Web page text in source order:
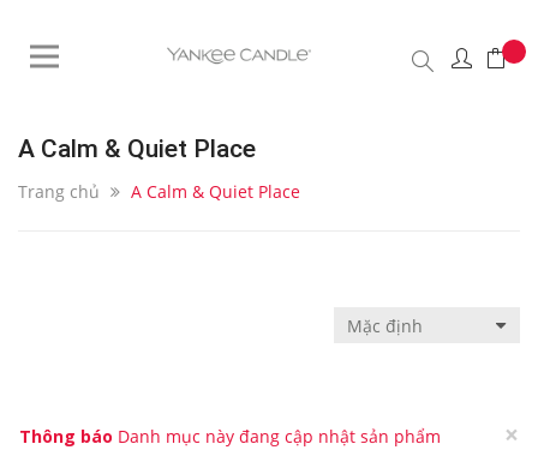
A Calm & Quiet Place
Trang chủ A Calm & Quiet Place
×
Thông báo Danh mục này đang cập nhật sản phẩm